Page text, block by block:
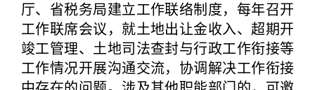
厅、省税务局建立工作联络制度，每年召开
工作联席会议，就土地出让金收入、超期开
竣工管理、土地司法查封与行政工作衔接等
工作情况开展沟通交流，协调解决工作衔接